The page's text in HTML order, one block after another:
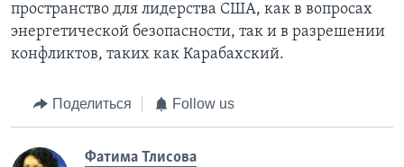
пространство для лидерства США, как в вопросах
энергетической безопасности, так и в разрешении
конфликтов, таких как Карабахский.
Поделиться Follow us
Фатима Тлисовa